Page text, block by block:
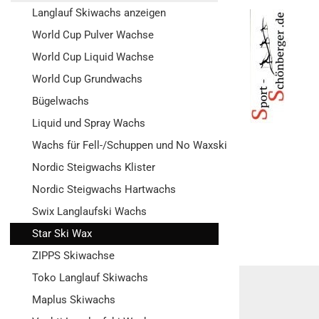
Langlauf Skiwachs anzeigen
World Cup Pulver Wachse
World Cup Liquid Wachse
World Cup Grundwachs
Bügelwachs
Liquid und Spray Wachs
Wachs für Fell-/Schuppen und No Waxski
Nordic Steigwachs Klister
Nordic Steigwachs Hartwachs
Swix Langlaufski Wachs
Star Ski Wax
ZIPPS Skiwachse
Toko Langlauf Skiwachs
Maplus Skiwachs